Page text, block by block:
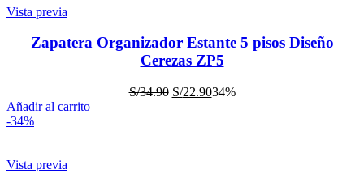
Vista previa
Zapatera Organizador Estante 5 pisos Diseño
Cerezas ZP5
S/34.90 S/22.9034%
Añadir al carrito
-34%
Vista previa